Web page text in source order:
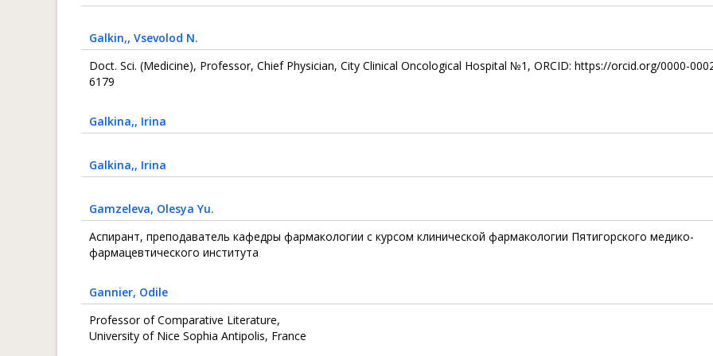
Galkin,, Vsevolod N.
Doct. Sci. (Medicine), Professor, Chief Physician, City Clinical Oncological Hospital №1, ORCID: https://orcid.org/0000-
6179
Galkina,, Irina
Galkina,, Irina
Gamzeleva, Olesya Yu.
Аспирант, преподаватель кафедры фармакологии с курсом клинической фармакологии Пятигорского медико-
фармацевтического института
Gannier, Odile
Professor of Comparative Literature,
University of Nice Sophia Antipolis, France